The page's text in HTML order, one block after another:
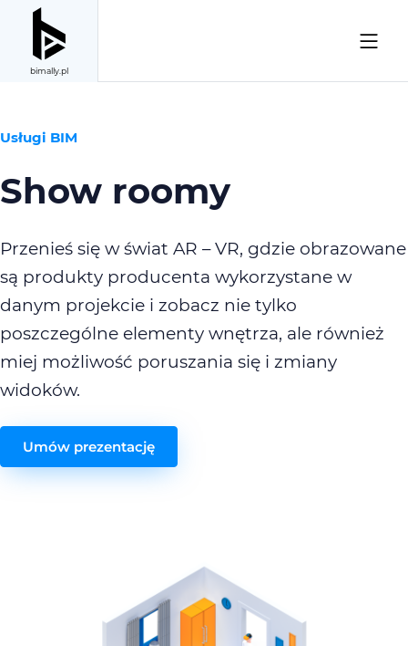
bimally.pl
Usługi BIM
Show roomy
Przenieś się w świat AR – VR, gdzie obrazowane
są produkty producenta wykorzystane w
danym projekcie i zobacz nie tylko
poszczególne elementy wnętrza, ale również
miej możliwość poruszania się i zmiany
widoków.
Umów prezentację